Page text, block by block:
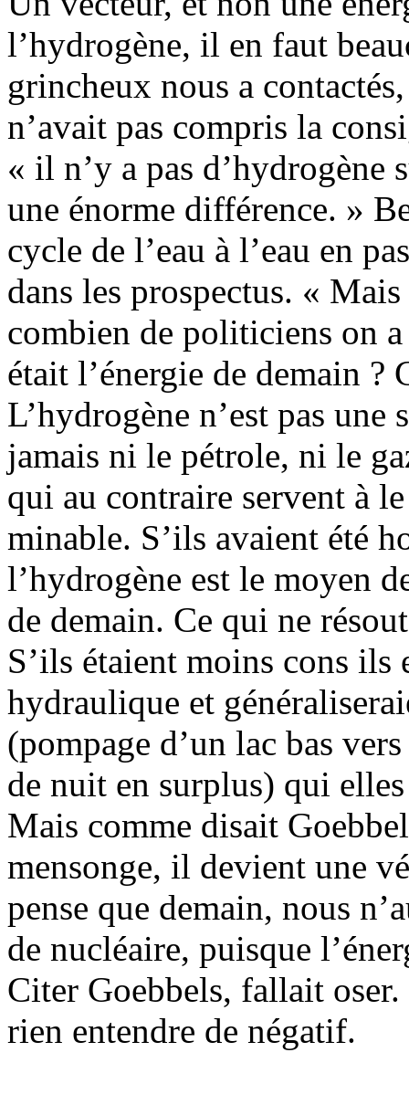
l’hydrogène, il en faut
grincheux nous a
n’avait pas compris la
« il n’y a pas d’hydrogène
une énorme différence. »
cycle de l’eau à l’eau en
dans les prospectus. «
combien de politiciens on
était l’énergie de demain ?
L’hydrogène n’est pas une
jamais ni le pétrole, ni le
qui au contraire servent à
minable. S’ils avaient été
l’hydrogène est le moyen
de demain. Ce qui ne
S’ils étaient moins cons
hydraulique et
(pompage d’un lac bas
de nuit en surplus) qui
Mais comme disait
mensonge, il devient une
pense que demain, nous
de nucléaire, puisque
Citer Goebbels, fallait
rien entendre de négatif.